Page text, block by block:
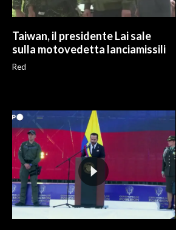
SPIAGGE
Taiwan, il presidente Lai sale
sulla motovedetta lanciamissili
Red